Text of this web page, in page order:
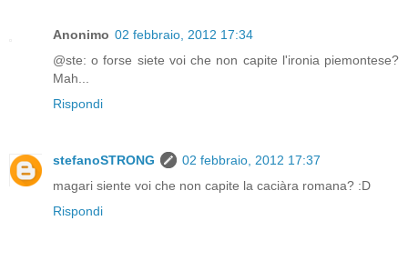
Anonimo 02 febbraio, 2012 17:34
@ste: o forse siete voi che non capite l'ironia piemontese?
Mah...
Rispondi
stefanoSTRONG
02 febbraio, 2012 17:37
magari siente voi che non capite la caciàra romana? :D
Rispondi